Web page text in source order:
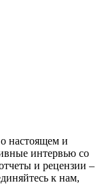
настоящем и
интервью со
и рецензии –
к нам,